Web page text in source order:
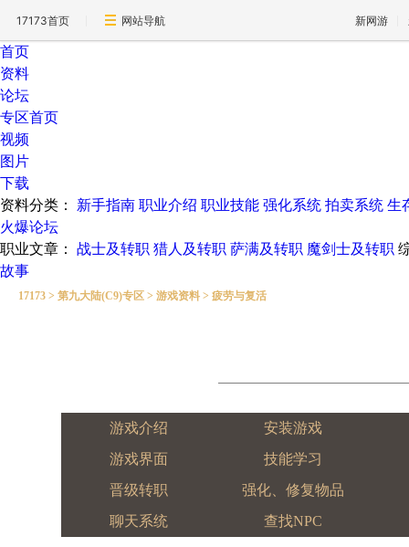
17173首页 网站导航 新网游
首页
资料
论坛
专区首页
视频
图片
下载
资料分类：
新手指南 职业介绍 职业技能 强化系统 拍卖系统 生
火爆论坛
职业文章：
战士及转职 猎人及转职 萨满及转职 魔剑士及转职
故事
17173 > 第九大陆(C9)专区 > 游戏资料 > 疲劳与复活
游戏介绍
安装游戏
游戏界面
技能学习
晋级转职
强化、修复物品
聊天系统
查找NPC